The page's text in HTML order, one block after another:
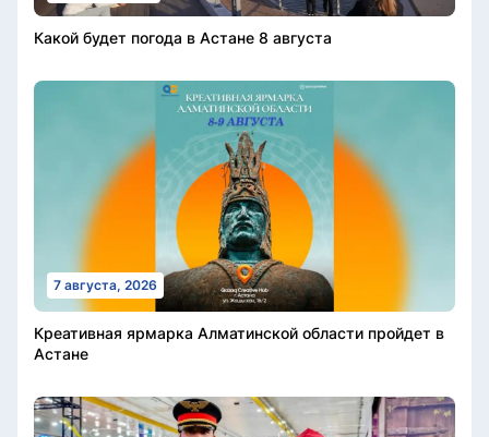
Какой будет погода в Астане 8 августа
7 августа, 2026
Креативная ярмарка Алматинской области пройдет в
Астане